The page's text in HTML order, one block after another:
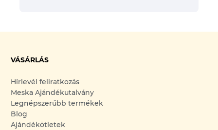
VÁSÁRLÁS
Hírlevél feliratkozás
Meska Ajándékutalvány
Legnépszerűbb termékek
Blog
Ajándékötletek